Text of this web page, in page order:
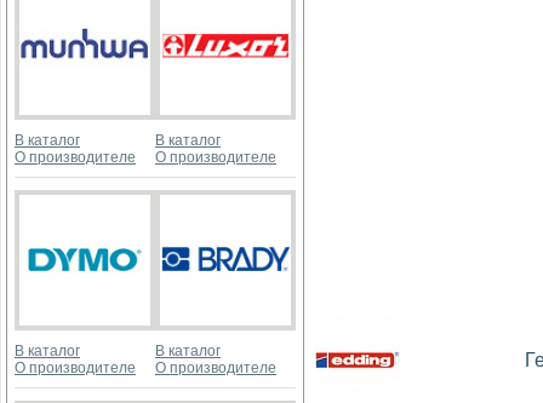
В каталог
О производителе
В каталог
О производителе
В каталог
О производителе
В каталог
О производителе